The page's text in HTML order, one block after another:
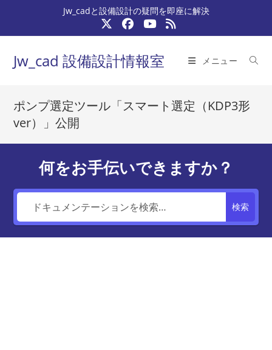
テ
プ
Jw_cadと設備設計の疑問を即座に解決
Jw_cad 設備設計情報室 メニュー
ポンプ選定ツール「スマート選定（KDP3形
ver）」公開
何をお手伝いできますか？
検索